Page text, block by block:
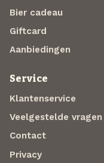
Bier cadeau
Giftcard
Aanbiedingen
Service
Klantenservice
Veelgestelde vragen
Contact
Privacy